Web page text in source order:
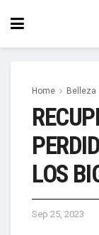
Home Belleza
LOS
Sep 25, 2023